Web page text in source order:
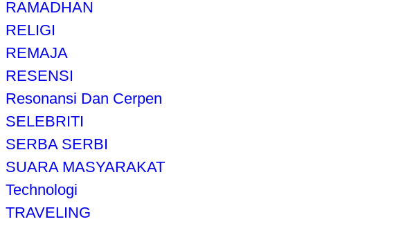
RAMADHAN
RELIGI
REMAJA
RESENSI
Resonansi Dan Cerpen
SELEBRITI
SERBA SERBI
SUARA MASYARAKAT
Technologi
TRAVELING